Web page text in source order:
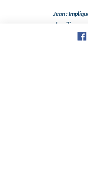
Jean :
le milieu
traditions et du provençal,